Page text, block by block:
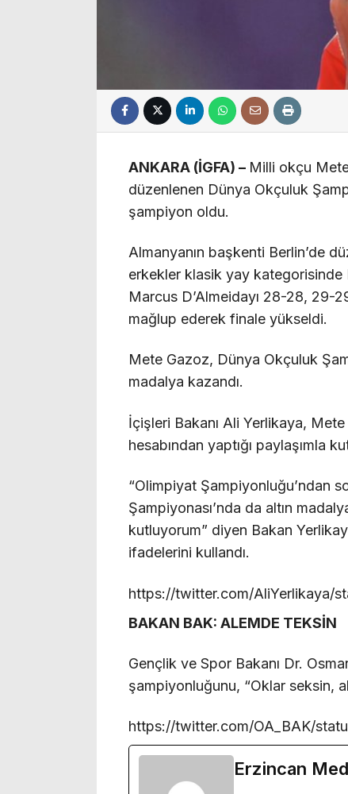
ANKARA (İGFA) – Milli okçu
düzenlenen Dünya Okçuluk
şampiyon oldu.
Almanyanın başkenti Berlin’de
erkekler klasik yay kategorisinde
Marcus D’Almeidayı 28-28,
mağlup ederek finale yükseldi.
Mete Gazoz, Dünya Okçuluk
madalya kazandı.
İçişleri Bakanı Ali Yerlikaya,
hesabından yaptığı paylaşımla
“Olimpiyat Şampiyonluğu’ndan
Şampiyonası’nda da altın
kutluyorum” diyen Bakan
ifadelerini kullandı.
https://twitter.com/AliYerlikaya/
BAKAN BAK: ALEMDE TEKSİN
Gençlik ve Spor Bakanı Dr.
şampiyonluğunu, “Oklar seksin,
https://twitter.com/OA_BAK/
Erzincan